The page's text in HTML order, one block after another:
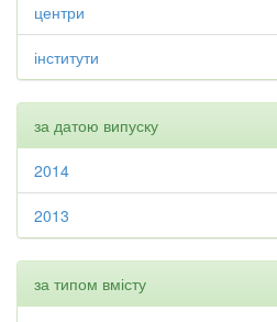
центри
інститути
за датою випуску
2014
2013
за типом вмісту